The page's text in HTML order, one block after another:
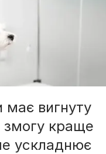
має вигнуту
змогу краще
ускладнює